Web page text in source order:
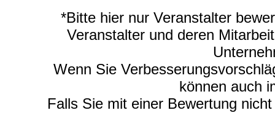
*Bitte hier nur Veranstalter
Veranstalter und deren
Wenn Sie
können auch
Falls Sie mit einer Bewertung